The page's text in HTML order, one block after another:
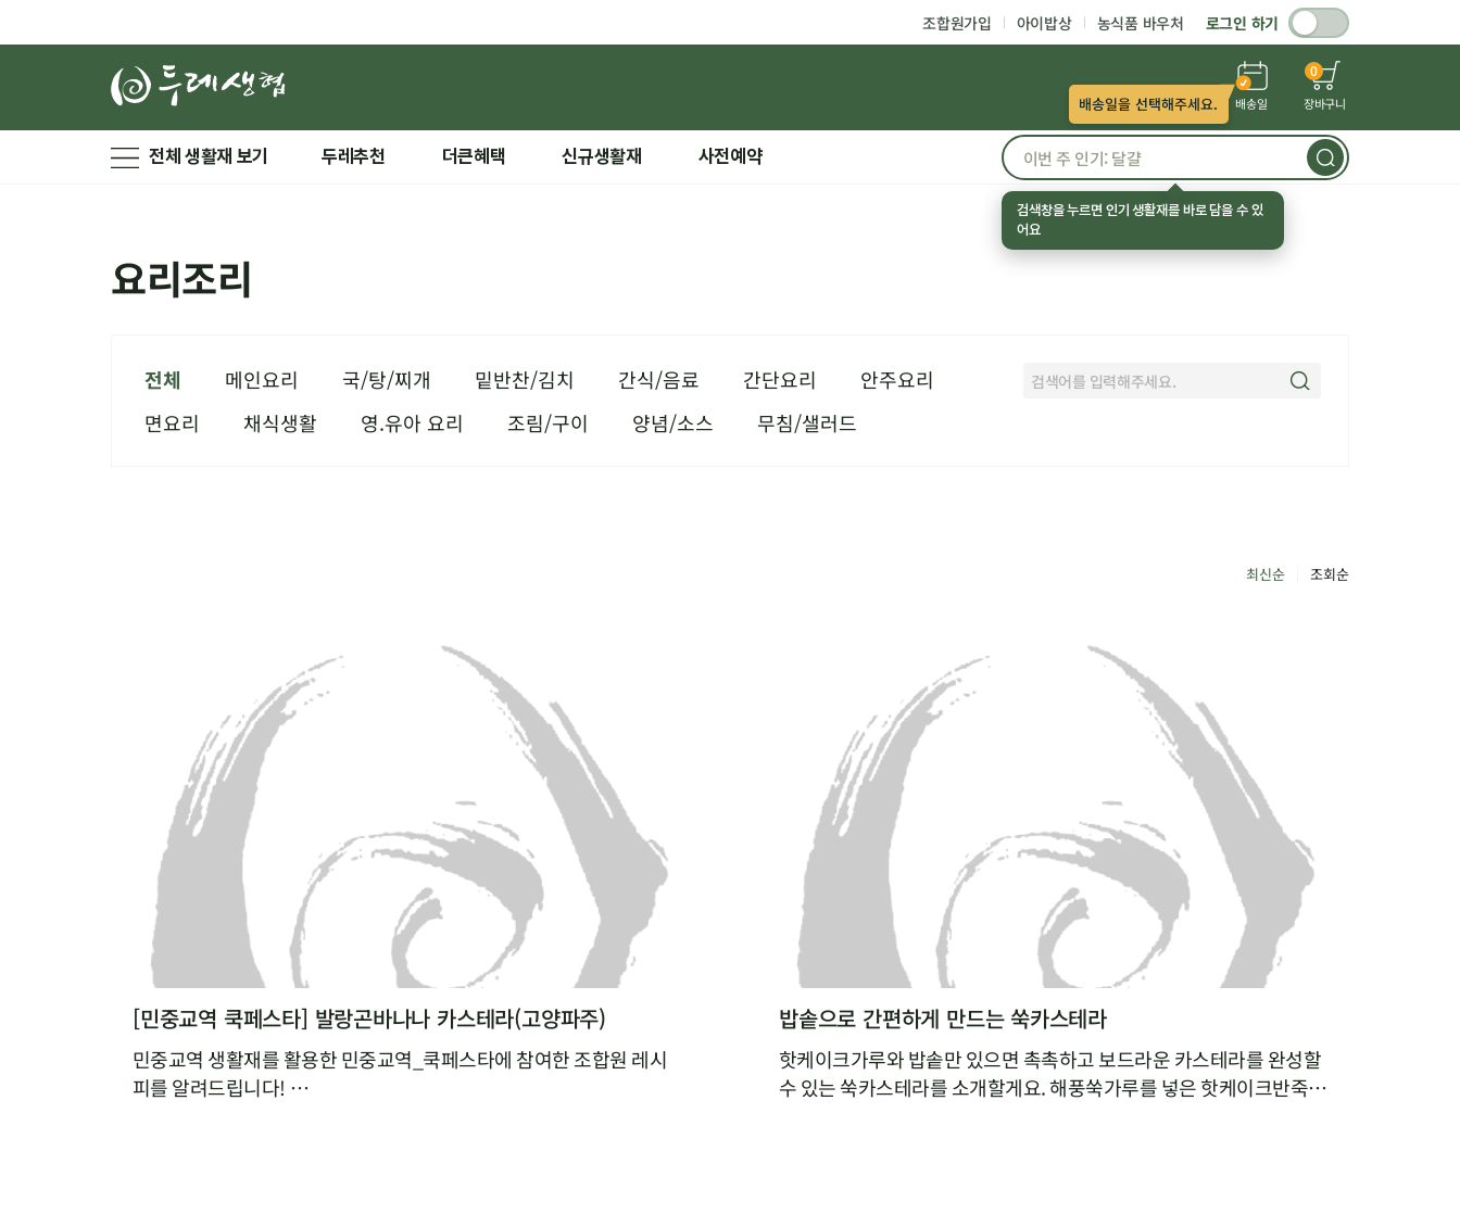
조합원가입 아이밥상 농식품 바우처 로그인 하기
배송일
배송일을 선택해주세요.
0
장바구니
전체 생활재 보기 두레추천 더큰혜택 신규생활재 사전예약
요리조리
전체 메인요리 국/탕/찌개 밑반찬/김치 간식/음료 간단요리
안주요리
면요리
채식생활 영.유아 요리 조림/구이 양념/소스 무침/샐러드
최신순 조회순
[민중교역 쿡페스타] 발랑곤바나나 카스테라(고양파주)
민중교역 생활재를 활용한 민중교역_쿡페스타에 참여한 조합원 레시
피를 알려드립니다!
밥솥으로 간편하게 만드는 쑥카스테라
핫케이크가루와 밥솥만 있으면 촉촉하고 보드라운 카스테라를 완성할
수 있는 쑥카스테라를 소개할게요. 해풍쑥가루를 넣은 핫케이크반죽을
검색창을 누르면 인기 생활재를 바로 담을 수 있
어요